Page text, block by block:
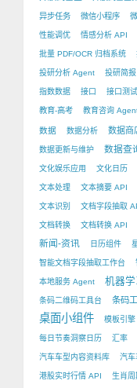
异步任务 微信小程序
性能调优 情感分析 API
批量 PDF/OCR 归档系统
投研分析 Agent 投研简
指数数据 接口 接口测试
教育-高考 教育咨询
数据 数据分析 数据商
数据更新与维护 数据查
文化娱乐应用 文化日历
文本处理 文本摘要 API
文本识别 文档字段抽取
文档转换 文档转换 API
新闻-资讯 日历组件
智能文档字段抽取工作台
本地服务 Agent 机器学
条码二维码工具台 条码
桌面小组件 模板引擎
每日节奏洞察日历 汇率
汽车车型内容资料库 汽车
港股实时行情 API 生肖周